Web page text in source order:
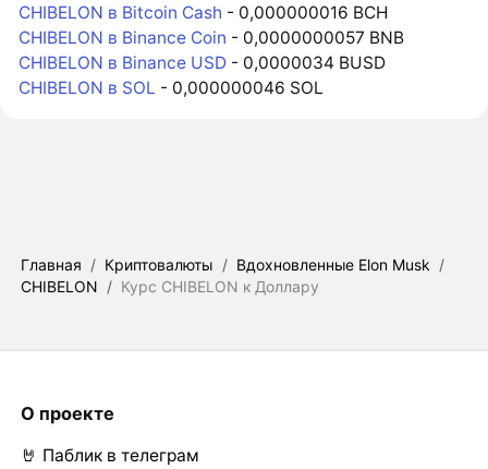
CHIBELON в Bitcoin Cash - 0,000000016 BCH
CHIBELON в Binance Coin - 0,0000000057 BNB
CHIBELON в Binance USD - 0,0000034 BUSD
CHIBELON в SOL - 0,000000046 SOL
Главная / Криптовалюты / Вдохновленные Elon Musk /
CHIBELON / Курс CHIBELON к Доллару
О проекте
🤘 Паблик в телеграм